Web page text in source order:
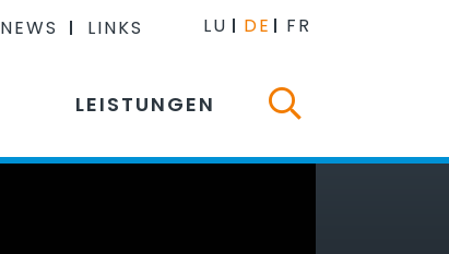
NEWS LINKS LU DE FR
LEISTUNGEN